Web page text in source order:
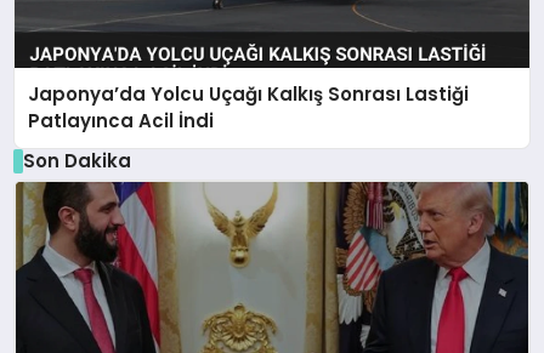
Japonya’da Yolcu Uçağı Kalkış Sonrası Lastiği
Patlayınca Acil İndi
Son Dakika